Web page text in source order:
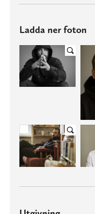
Ladda ner foton